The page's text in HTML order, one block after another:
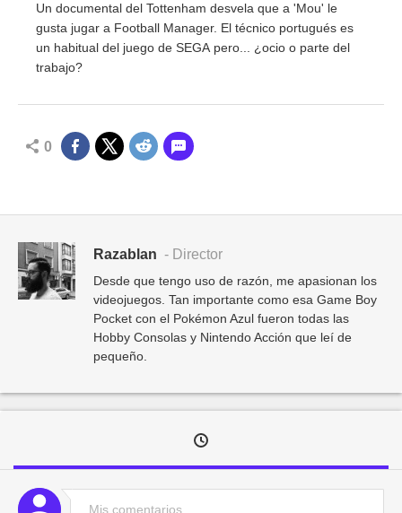
Un documental del Tottenham desvela que a 'Mou' le
gusta jugar a Football Manager. El técnico portugués es
un habitual del juego de SEGA pero... ¿ocio o parte del
trabajo?
0
Razablan - Director
Desde que tengo uso de razón, me apasionan los
videojuegos. Tan importante como esa Game Boy
Pocket con el Pokémon Azul fueron todas las
Hobby Consolas y Nintendo Acción que leí de
pequeño.